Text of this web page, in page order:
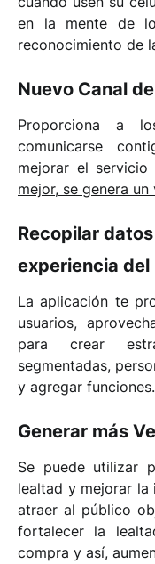
en la mente de
reconocimiento de
Nuevo Canal
Proporciona a
comunicarse
mejorar el
mejor, se genera
Recopilar
experiencia del
La aplicación te
usuarios,
para crear
segmentadas,
y agregar funciones.
Generar más
Se puede utilizar
lealtad y mejorar la
atraer al público
fortalecer la
compra y así,